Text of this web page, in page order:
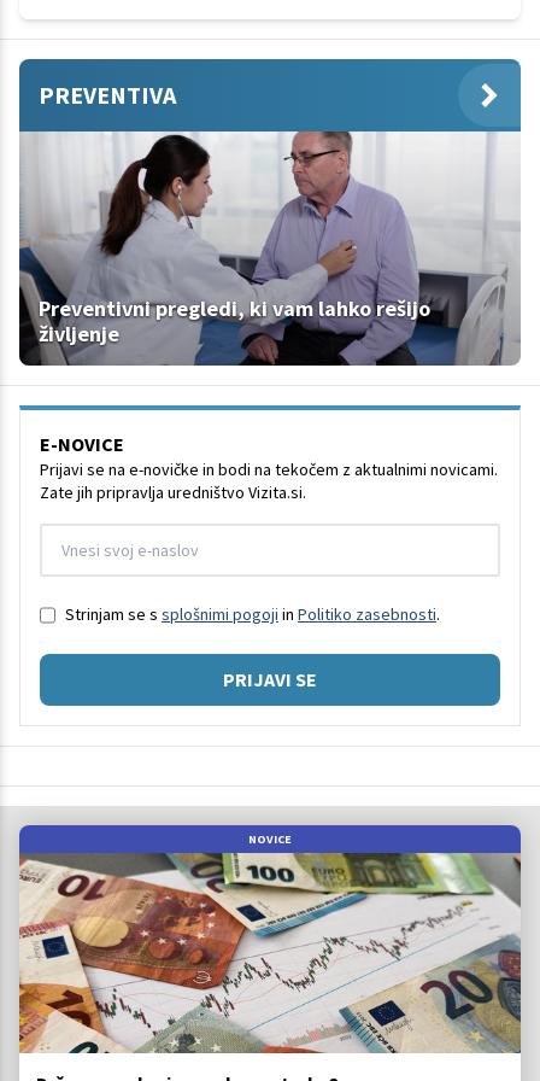
PREVENTIVA
Preventivni pregledi, ki vam lahko rešijo
življenje
E-NOVICE
Prijavi se na e-novičke in bodi na tekočem z aktualnimi novicami.
Zate jih pripravlja uredništvo Vizita.si.
Strinjam se s splošnimi pogoji in Politiko zasebnosti.
PRIJAVI SE
NOVICE